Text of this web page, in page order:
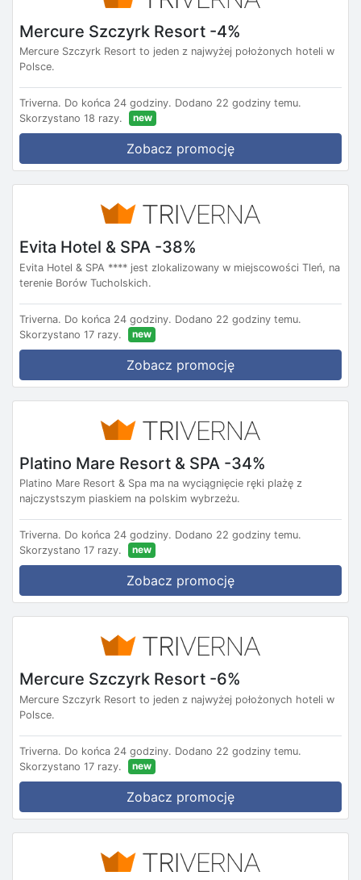
Mercure Szczyrk Resort -4%
Mercure Szczyrk Resort to jeden z najwyżej położonych hoteli w
Polsce.
Triverna. Do końca 24 godziny. Dodano 22 godziny temu.
Skorzystano 18 razy.
new
Zobacz promocję
Evita Hotel & SPA -38%
Evita Hotel & SPA **** jest zlokalizowany w miejscowości Tleń, na
terenie Borów Tucholskich.
Triverna. Do końca 24 godziny. Dodano 22 godziny temu.
Skorzystano 17 razy.
new
Zobacz promocję
Platino Mare Resort & SPA -34%
Platino Mare Resort & Spa ma na wyciągnięcie ręki plażę z
najczystszym piaskiem na polskim wybrzeżu.
Triverna. Do końca 24 godziny. Dodano 22 godziny temu.
Skorzystano 17 razy.
new
Zobacz promocję
Mercure Szczyrk Resort -6%
Mercure Szczyrk Resort to jeden z najwyżej położonych hoteli w
Polsce.
Triverna. Do końca 24 godziny. Dodano 22 godziny temu.
Skorzystano 17 razy.
new
Zobacz promocję